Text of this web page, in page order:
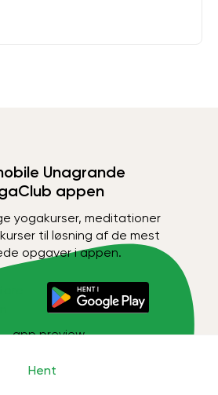
Unagrande
appen
yogakurser, meditationer
til løsning af de mest
opgaver i appen.
Hent